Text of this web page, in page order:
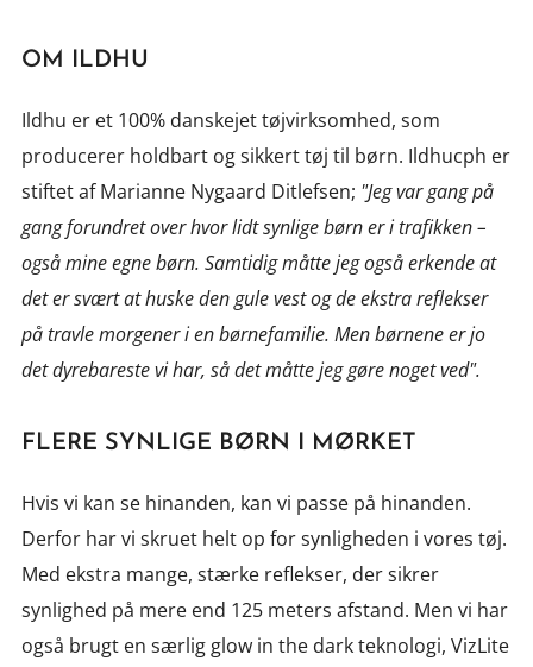
OM ILDHU
Ildhu er et 100% danskejet tøjvirksomhed, som
producerer holdbart og sikkert tøj til børn. Ildhucph er
stiftet af Marianne Nygaard Ditlefsen; "Jeg var gang på
gang forundret over hvor lidt synlige børn er i trafikken –
også mine egne børn. Samtidig måtte jeg også erkende at
det er svært at huske den gule vest og de ekstra reflekser
på travle morgener i en børnefamilie. Men børnene er jo
det dyrebareste vi har, så det måtte jeg gøre noget ved".
FLERE SYNLIGE BØRN I MØRKET
Hvis vi kan se hinanden, kan vi passe på hinanden.
Derfor har vi skruet helt op for synligheden i vores tøj.
Med ekstra mange, stærke reflekser, der sikrer
synlighed på mere end 125 meters afstand. Men vi har
også brugt en særlig glow in the dark teknologi, VizLite